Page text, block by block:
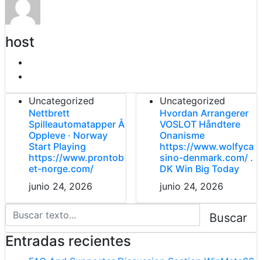
host
Uncategorized
Nettbrett
Spilleautomatapper Å
Oppleve · Norway
Start Playing
https://www.prontob
et-norge.com/
junio 24, 2026
Uncategorized
Hvordan Arrangerer
VOSLOT Håndtere
Onanisme
https://www.wolfyca
sino-denmark.com/ .
DK Win Big Today
junio 24, 2026
Buscar
Entradas recientes